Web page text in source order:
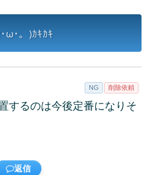
ω･。)ｶｷｶｷ
NG 削除依頼
するのは今後定番になりそ
返信